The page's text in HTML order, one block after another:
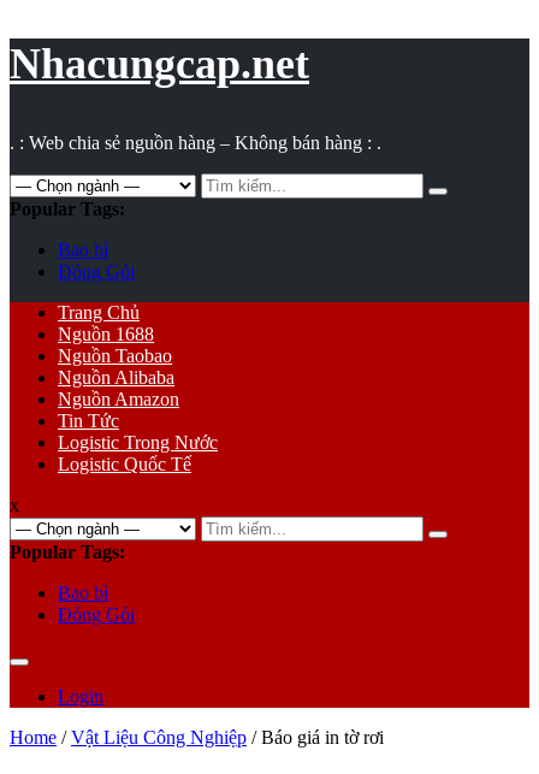
Nhacungcap.net
. : Web chia sẻ nguồn hàng – Không bán hàng : .
Search
for:
Popular Tags:
Bao bì
Đóng Gói
Primary
Menu
Trang Chủ
Nguồn 1688
Nguồn Taobao
Nguồn Alibaba
Nguồn Amazon
Tin Tức
Logistic Trong Nước
Logistic Quốc Tế
x
Search
for:
Popular Tags:
Bao bì
Đóng Gói
Login
Home /Vật Liệu Công Nghiệp / Báo giá in tờ rơi